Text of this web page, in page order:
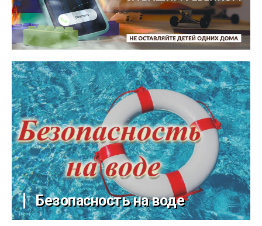
Безопасность на воде